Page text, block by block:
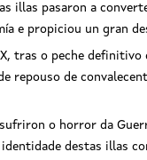
illas pasaron a
e propiciou un gran
tras o peche
repouso de
o horror da
destas illas